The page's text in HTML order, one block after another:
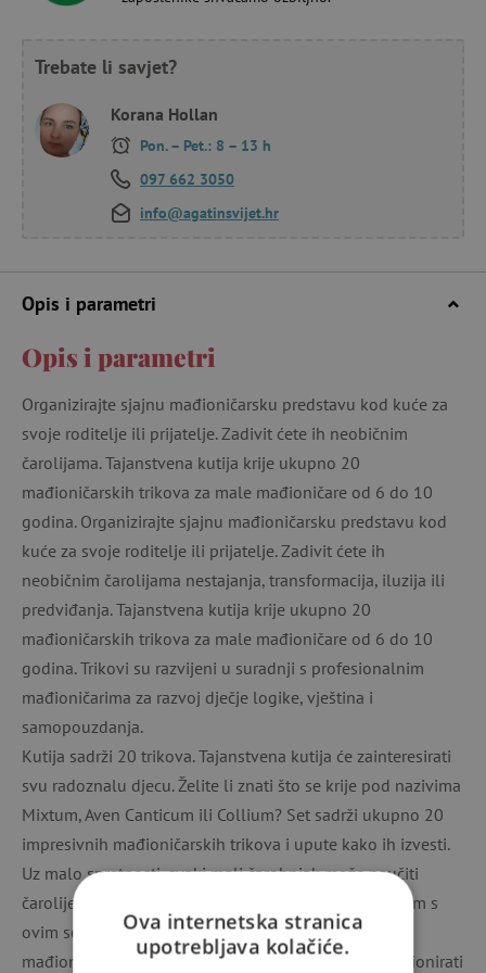
Trebate li savjet?
Korana Hollan
Pon. – Pet.: 8 – 13 h
097 662 3050
info@agatinsvijet.hr
Opis i parametri
Opis i parametri
Organizirajte sjajnu mađioničarsku predstavu kod kuće za
svoje roditelje ili prijatelje. Zadivit ćete ih neobičnim
čarolijama. Tajanstvena kutija krije ukupno 20
mađioničarskih trikova za male mađioničare od 6 do 10
godina. Organizirajte sjajnu mađioničarsku predstavu kod
kuće za svoje roditelje ili prijatelje. Zadivit ćete ih
neobičnim čarolijama nestajanja, transformacija, iluzija ili
predviđanja. Tajanstvena kutija krije ukupno 20
mađioničarskih trikova za male mađioničare od 6 do 10
godina. Trikovi su razvijeni u suradnji s profesionalnim
mađioničarima za razvoj dječje logike, vještina i
samopouzdanja.
Kutija sadrži 20 trikova. Tajanstvena kutija će zainteresirati
svu radoznalu djecu. Želite li znati što se krije pod nazivima
Mixtum, Aven Canticum ili Collium? Set sadrži ukupno 20
impresivnih mađioničarskih trikova i upute kako ih izvesti.
Uz malo spretnosti, svaki mali čarobnjak može naučiti
čarolije. Najprije je potrebno uvježbati trikove, a potom s
ovim setom djeca mogu prirediti spektakularnu
mađioničarsku predstavu za svoje roditelje ili impresionirati
Ova internetska stranica
upotrebljava kolačiće.